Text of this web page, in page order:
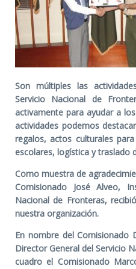
Son múltiples las
Servicio Nacional de
activamente para ayudar a
actividades podemos
regalos, actos culturales
escolares, logística y traslado
Como muestra de
Comisionado José Alveo,
Nacional de Fronteras,
nuestra organización.
En nombre del Comisionado
Director General del Servicio
cuadro el Comisionado